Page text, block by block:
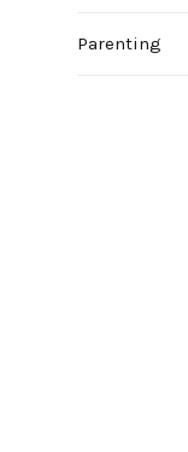
Parenting